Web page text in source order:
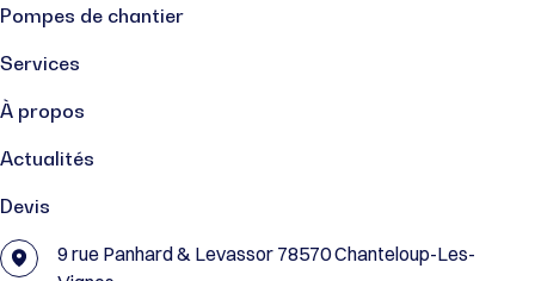
Pompes de chantier
Services
À propos
Actualités
Devis
9 rue Panhard & Levassor 78570 Chanteloup-Les-